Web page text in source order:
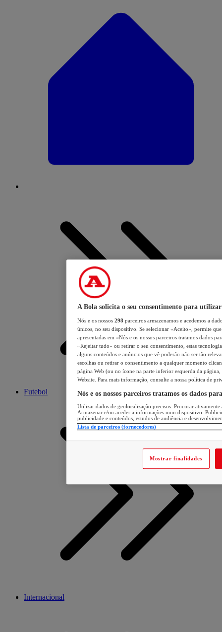
Futebol
Internacional
A Bola solicita o seu consentimento para utilizar
Nós e os nossos 298 parceiros armazenamos e acedemos a
únicos, no seu dispositivo. Se selecionar «Aceito», permite
apresentadas em «Nós e os nossos parceiros tratamos dados
«Rejeitar tudo» ou retirar o seu consentimento, estas
alguns conteúdos e anúncios que vê poderão não ser tão
escolhas ou retirar o consentimento a qualquer momento
página Web (ou no ícone na parte inferior esquerda da página,
Website. Para mais informação, consulte a nossa política de
Nós e os nossos parceiros tratamos os dados
Utilizar dados de geolocalização precisos. Procurar
Armazenar e/ou aceder a informações num dispositivo.
publicidade e conteúdos, estudos de audiência e
Lista de parceiros (fornecedores)
Mostrar finalidades